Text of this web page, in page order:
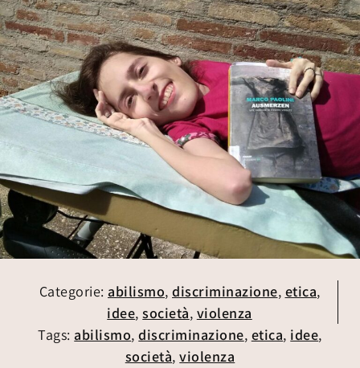
Categorie: abilismo, discriminazione, etica,
idee,società, violenza
Tags: abilismo,discriminazione, etica, idee,
società,violenza